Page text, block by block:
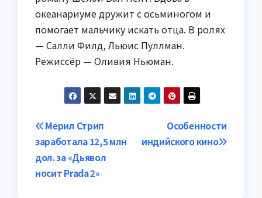
океанариуме дружит с осьминогом и
помогает мальчику искать отца. В ролях
— Салли Филд, Льюис Пуллман.
Режиссёр — Оливия Ньюман.
Навигация
по
записям
Особенности
индийского кино
Мерил Стрип
заработала 12,5 млн
дол. за «Дьявол
носит Prada 2»